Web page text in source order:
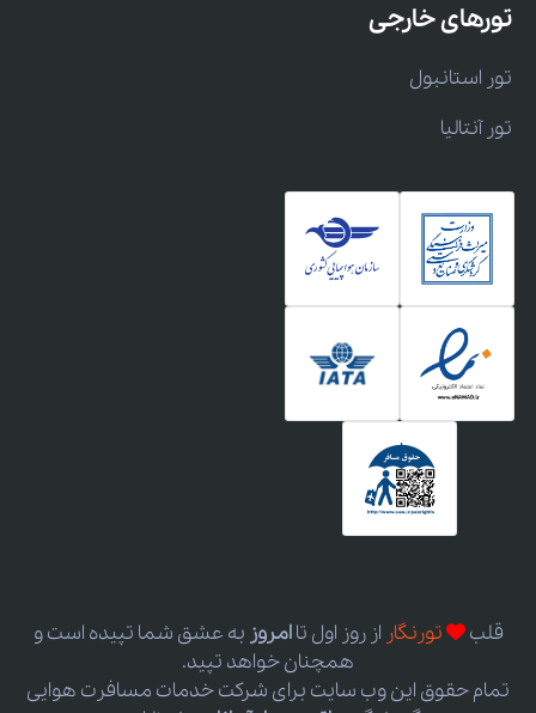
تورهای خارجی
تور استانبول
تور آنتالیا
قلب تورنگار از روز اول تاامروز به عشق شما تپیده است و
همچنان خواهد تپید.
تمام حقوق این وب سایت برای شرکت خدمات مسافرت هوایی